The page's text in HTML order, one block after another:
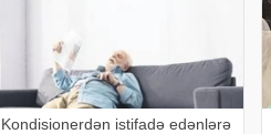
Kondisionerdən istifadə edənlərə